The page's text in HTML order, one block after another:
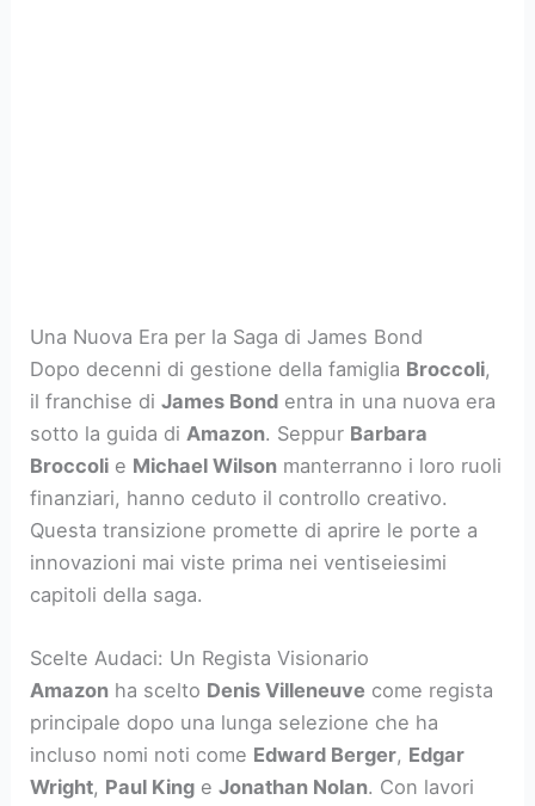
Una Nuova Era per la Saga di James Bond
Dopo decenni di gestione della famiglia Broccoli,
il franchise diJames Bond entra in una nuova era
sotto la guida diAmazon. Seppur Barbara
Broccoli e Michael Wilson manterranno i loro ruoli
finanziari, hanno ceduto il controllo creativo.
Questa transizione promette di aprire le porte a
innovazioni mai viste prima nei ventiseiesimi
capitoli della saga.
Scelte Audaci: Un Regista Visionario
Amazon ha scelto Denis Villeneuve come regista
principale dopo una lunga selezione che ha
incluso nomi noti come Edward Berger, Edgar
Wright, Paul King eJonathan Nolan. Con lavori